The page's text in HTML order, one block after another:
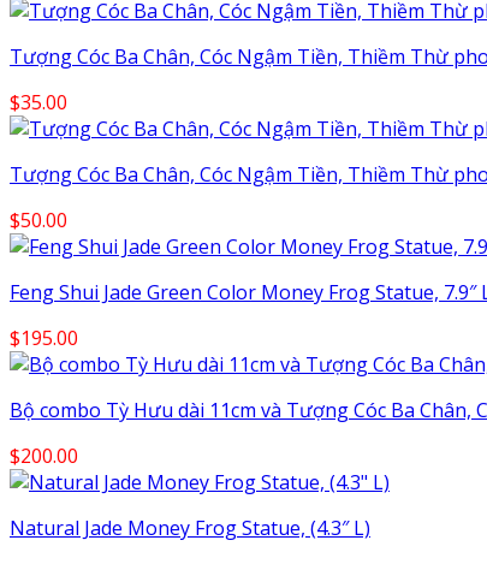
Tượng Cóc Ba Chân, Cóc Ngậm Tiền, Thiềm Thừ
$35.00
Tượng Cóc Ba Chân, Cóc Ngậm Tiền, Thiềm Thừ
$50.00
Feng Shui Jade Green Color Money Frog Statue, 7.9″
$195.00
Bộ combo Tỳ Hưu dài 11cm và Tượng Cóc Ba
$200.00
Natural Jade Money Frog Statue, (4.3″ L)